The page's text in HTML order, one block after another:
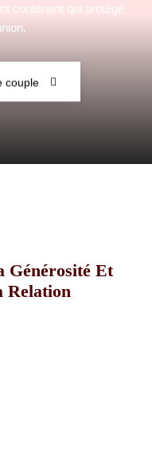
contenant qui protège
couple
Générosité Et
Relation